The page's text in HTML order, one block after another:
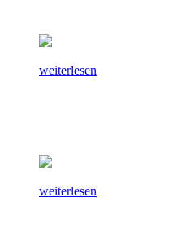
weiterlesen
weiterlesen